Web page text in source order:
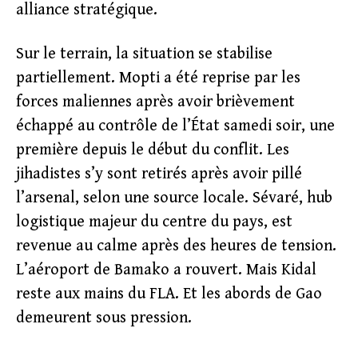
alliance stratégique.
Sur le terrain, la situation se stabilise
partiellement. Mopti a été reprise par les
forces maliennes après avoir brièvement
échappé au contrôle de l’État samedi soir, une
première depuis le début du conflit. Les
jihadistes s’y sont retirés après avoir pillé
l’arsenal, selon une source locale. Sévaré, hub
logistique majeur du centre du pays, est
revenue au calme après des heures de tension.
L’aéroport de Bamako a rouvert. Mais Kidal
reste aux mains du FLA. Et les abords de Gao
demeurent sous pression.